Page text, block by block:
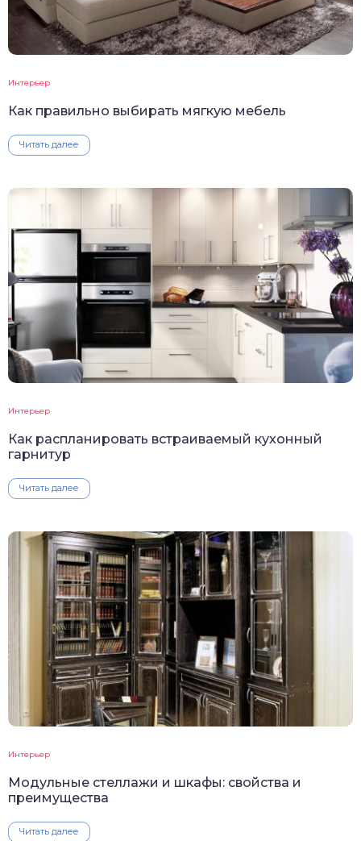
Интерьер
Как правильно выбирать мягкую мебель
Читать далее
Интерьер
Как распланировать встраиваемый кухонный
гарнитур
Читать далее
Интерьер
Модульные стеллажи и шкафы: свойства и
преимущества
Читать далее